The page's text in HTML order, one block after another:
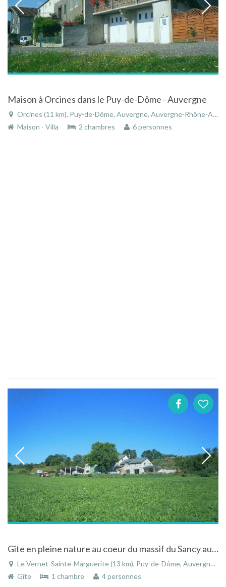
Maison à Orcines dans le Puy-de-Dôme - Auvergne
Orcines (11 km), Puy-de-Dôme, Auvergne, Auvergne-Rhône-Alpes, France
Maison - Villa
2 chambres 6 personnes
Gîte en pleine nature au coeur du massif du Sancy au Vernet-Sainte-Marguerite en Auvergne
Le Vernet-Sainte-Marguerite (13 km), Puy-de-Dôme, Auvergne, Auvergne-Rhône-Alpes, France
Gîte
1 chambre 4 personnes